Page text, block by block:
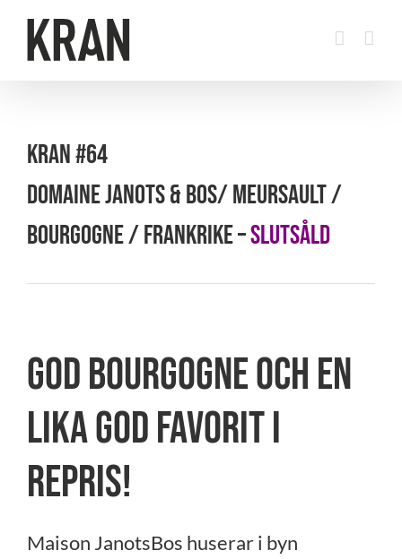
innehållet
KRAN #64
DOMAINE JANOTS & BOS/ MEURSAULT /
BOURGOGNE / FRANKRIKE –SLUTSÅLD
God Bourgogne och en
lika god favorit i
repris!
Maison JanotsBos huserar i byn